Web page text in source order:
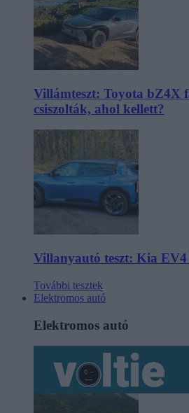
Villámteszt: Toyota bZ4X
csiszolták, ahol kellett?
Villanyautó teszt: Kia
További tesztek
Elektromos autó
Elektromos autó